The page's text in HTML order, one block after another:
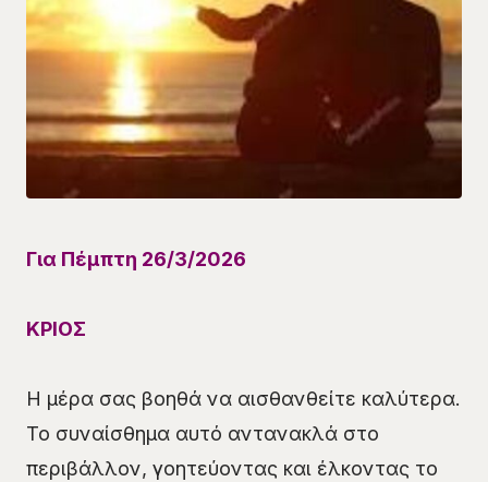
Για Πέμπτη 26/3/2026
ΚΡΙΟΣ
Η μέρα σας βοηθά να αισθανθείτε καλύτερα.
Το συναίσθημα αυτό αντανακλά στο
περιβάλλον, γοητεύοντας και έλκοντας το